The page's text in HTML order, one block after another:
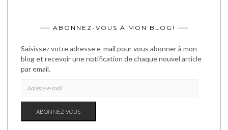
ABONNEZ-VOUS À MON BLOG!
Saisissez votre adresse e-mail pour vous abonner à mon
blog et recevoir une notification de chaque nouvel article
par email.
ABONNEZ-VOUS